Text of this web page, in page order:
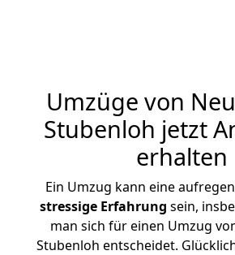
Umzüge von
Stubenloh jetzt
erhalten
Ein Umzug kann eine
stressige Erfahrung sein,
man sich für einen Umzug
Stubenloh entscheidet.